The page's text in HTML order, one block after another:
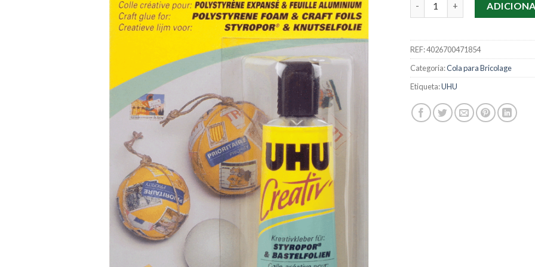
REF:4026700471854
Categoria:Cola para Bricolage
Etiqueta:UHU